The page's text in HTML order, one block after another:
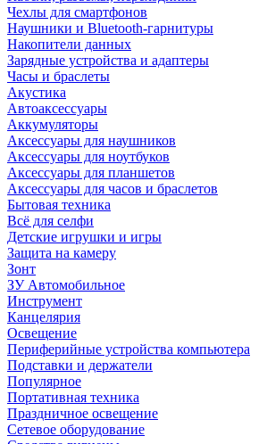
Чехлы для смартфонов
Наушники и Bluetooth-гарнитуры
Накопители данных
Зарядные устройства и адаптеры
Часы и браслеты
Акустика
Автоаксессуары
Аккумуляторы
Аксессуары для наушников
Аксессуары для ноутбуков
Аксессуары для планшетов
Аксессуары для часов и браслетов
Бытовая техника
Всё для селфи
Детские игрушки и игры
Защита на камеру
Зонт
ЗУ Автомобильное
Инструмент
Канцелярия
Освещение
Периферийные устройства компьютера
Подставки и держатели
Популярное
Портативная техника
Праздничное освещение
Сетевое оборудование